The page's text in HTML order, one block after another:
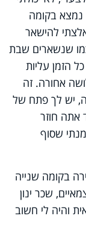
נמצא בקומה
להישאר
שנשארים שבת
הזמן עליות
אחורה. זה
יש לך פתח של
אתה חוזר
שסוף
בקומה שנייה
שכר ינון
והיה לי חשוב